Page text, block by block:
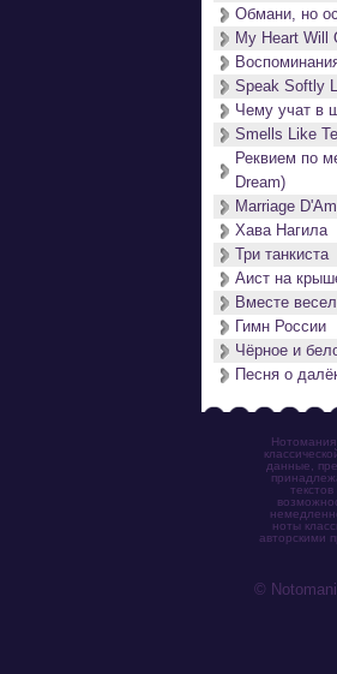
Обмани, но
My Heart Will
Speak Softly
Чему учат в
Smells Like
Реквием по
Dream)
Marriage
Хава Нагила
Три танкиста
Аист на
Вместе
Гимн России
Чёрное и
Песня о
Нотомания
данные,
ноты
авторскими
©